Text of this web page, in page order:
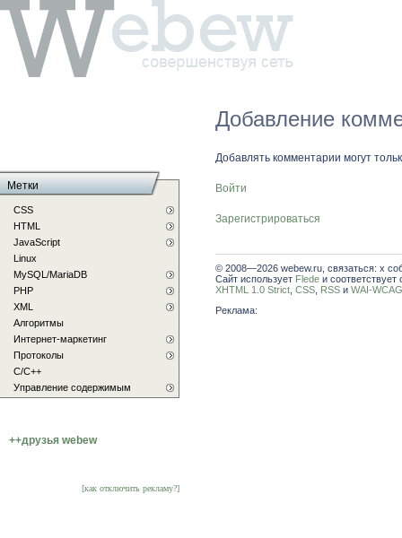
Добавление
Добавлять комментарии могут
Войти
Зарегистрироваться
© 2008—2026 webew.ru, связаться: x
Сайт использует Flede и соответствует
XHTML 1.0 Strict CSS RSS и WAI-
Реклама:
Метки
CSS
HTML
JavaScript
Linux
MySQL/MariaDB
PHP
XML
Алгоритмы
Интернет-маркетинг
Протоколы
С/C++
Управление содержимым
++друзья webew
[как отключить рекламу?]